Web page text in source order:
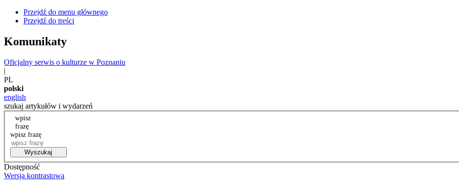
Przejdź do menu głównego
Przejdź do treści
Komunikaty
Oficjalny serwis o kulturze w Poznaniu
|
PL
polski
english
szukaj artykułów i wydarzeń
wpisz
frazę
wpisz frazę
Wyszukaj
Dostępność
Wersja kontrastowa